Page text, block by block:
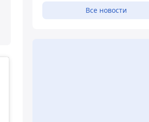
Все новости